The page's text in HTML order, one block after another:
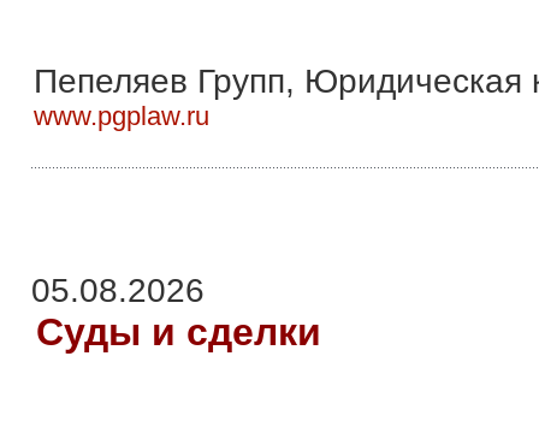
Пепеляев Групп, Юридическая
www.pgplaw.ru
05.08.2026
Суды и сделки